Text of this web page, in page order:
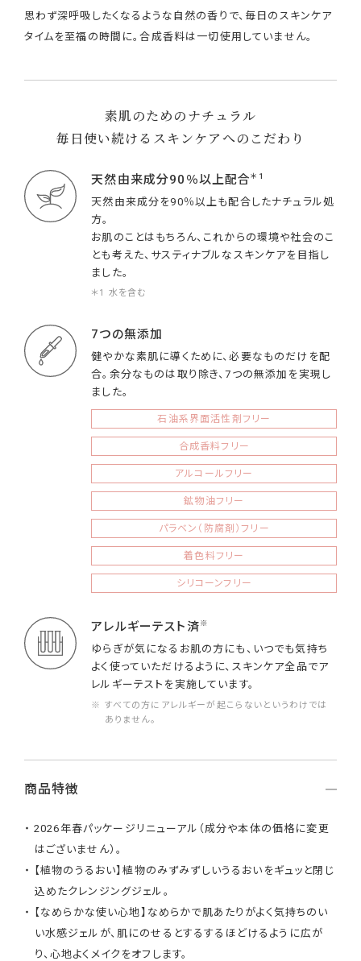
思わず深呼吸したくなるような自然の香りで、毎日のスキンケア
タイムを至福の時間に。合成香料は一切使用していません。
素肌のためのナチュラル
毎日使い続けるスキンケアへのこだわり
天然由来成分90％以上配合＊1
天然由来成分を90％以上も配合したナチュラル処
方。
お肌のことはもちろん、これからの環境や社会のこ
とも考えた、サスティナブルなスキンケアを目指し
ました。
＊1 水を含む
7つの無添加
健やかな素肌に導くために、必要なものだけを配
合。余分なものは取り除き、7つの無添加を実現し
ました。
石油系界面活性剤フリー
合成香料フリー
アルコールフリー
鉱物油フリー
パラベン（防腐剤）フリー
着色料フリー
シリコーンフリー
アレルギーテスト済※
ゆらぎが気になるお肌の方にも、いつでも気持ち
よく使っていただけるように、スキンケア全品でア
レルギーテストを実施しています。
※ すべての方にアレルギーが起こらないというわけでは
ありません。
商品特徴
2026年春パッケージリニューアル（成分や本体の価格に変更
はございません）。
【植物のうるおい】植物のみずみずしいうるおいをギュッと閉じ
込めたクレンジングジェル。
【なめらかな使い心地】なめらかで肌あたりがよく気持ちのい
い水感ジェルが、肌にのせるとするするほどけるように広が
り、心地よくメイクをオフします。